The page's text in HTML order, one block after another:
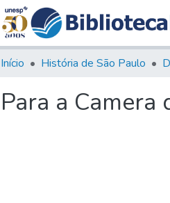
Início História de São Paulo
Para a Camera